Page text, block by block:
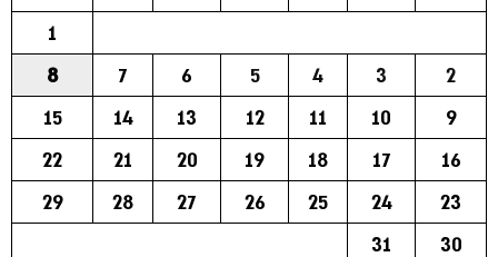
1
2
3
4
5
6
7
8
9
10
11
12
13
14
15
16
17
18
19
20
21
22
23
24
25
26
27
28
29
30
31